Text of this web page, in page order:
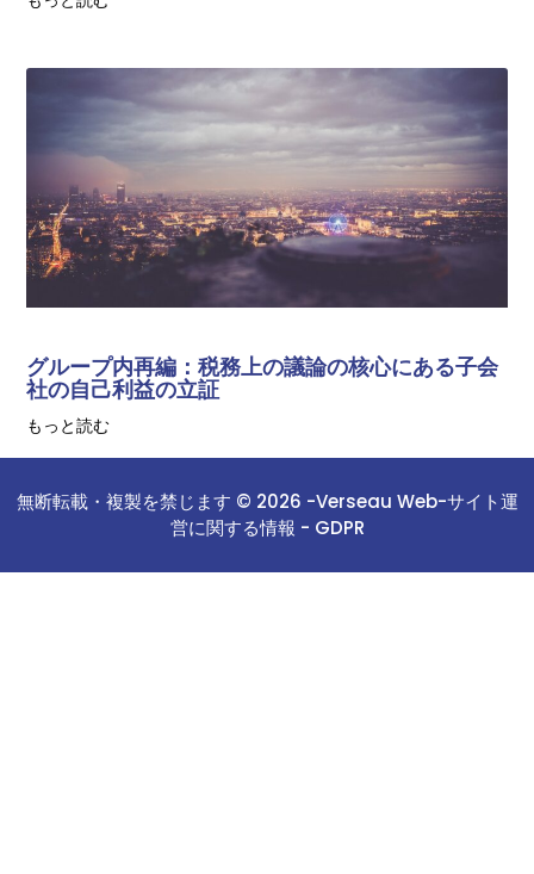
グループ内再編：税務上の議論の核心にある子会
社の自己利益の立証
もっと読む
無断転載・複製を禁じます © 2026 -Verseau Web-サイト運
営に関する情報 - GDPR